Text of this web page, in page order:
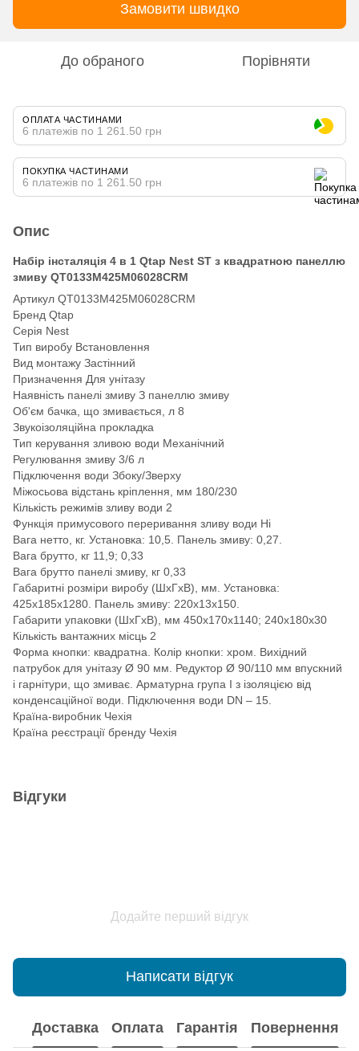
Замовити швидко
До обраного Порівняти
ОПЛАТА ЧАСТИНАМИ
6 платежів по 1 261.50 грн
ПОКУПКА ЧАСТИНАМИ
6 платежів по 1 261.50 грн
Опис
Набір інсталяція 4 в 1 Qtap Nest ST з квадратною панеллю
змиву QT0133M425M06028CRM
Артикул QT0133M425M06028CRM
Бренд Qtap
Серія Nest
Тип виробу Встановлення
Вид монтажу Застінний
Призначення Для унітазу
Наявність панелі змиву З панеллю змиву
Об'єм бачка, що змивається, л 8
Звукоізоляційна прокладка
Тип керування зливою води Механічний
Регулювання змиву 3/6 л
Підключення води Збоку/Зверху
Міжосьова відстань кріплення, мм 180/230
Кількість режимів зливу води 2
Функція примусового переривання зливу води Ні
Вага нетто, кг. Установка: 10,5. Панель змиву: 0,27.
Вага брутто, кг 11,9; 0,33
Вага брутто панелі змиву, кг 0,33
Габаритні розміри виробу (ШхГхВ), мм. Установка:
425х185х1280. Панель змиву: 220х13х150.
Габарити упаковки (ШхГхВ), мм 450х170х1140; 240х180х30
Кількість вантажних місць 2
Форма кнопки: квадратна. Колір кнопки: хром. Вихідний
патрубок для унітазу Ø 90 мм. Редуктор Ø 90/110 мм впускний
і гарнітури, що змиває. Арматурна група І з ізоляцією від
конденсаційної води. Підключення води DN – 15.
Країна-виробник Чехія
Країна реєстрації бренду Чехія
Відгуки
Додайте перший відгук
Написати відгук
Доставка Оплата Гарантія Повернення